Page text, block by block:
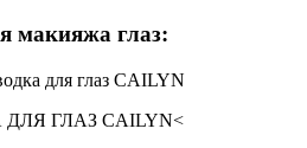
макияжа глаз:
для глаз CAILYN